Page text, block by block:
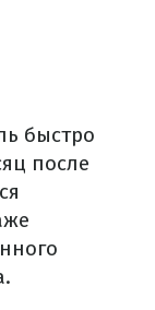
быстро
после